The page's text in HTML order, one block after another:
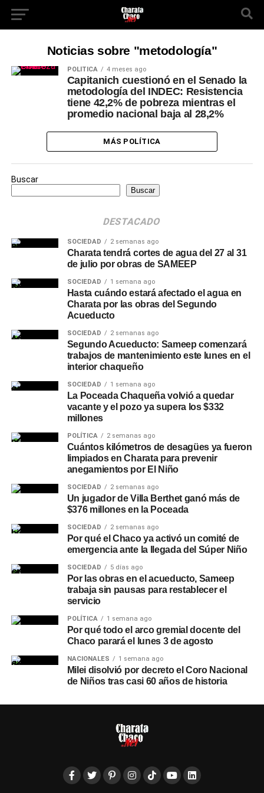
Noticias sobre "metodología"
POLÍTICA 4 meses ago
Capitanich cuestionó en el Senado la
metodología del INDEC: Resistencia
tiene 42,2% de pobreza mientras el
promedio nacional baja al 28,2%
MÁS POLÍTICA
Buscar
Buscar
DESTACADO
SOCIEDAD 2 semanas ago
Charata tendrá cortes de agua del 27 al 31
de julio por obras de SAMEEP
SOCIEDAD 1 semana ago
Hasta cuándo estará afectado el agua en
Charata por las obras del Segundo
Acueducto
SOCIEDAD 2 semanas ago
Segundo Acueducto: Sameep comenzará
trabajos de mantenimiento este lunes en el
interior chaqueño
SOCIEDAD 1 semana ago
La Poceada Chaqueña volvió a quedar
vacante y el pozo ya supera los $332
millones
POLÍTICA 2 semanas ago
Cuántos kilómetros de desagües ya fueron
limpiados en Charata para prevenir
anegamientos por El Niño
SOCIEDAD 2 semanas ago
Un jugador de Villa Berthet ganó más de
$376 millones en la Poceada
SOCIEDAD 2 semanas ago
Por qué el Chaco ya activó un comité de
emergencia ante la llegada del Súper Niño
SOCIEDAD 5 días ago
Por las obras en el acueducto, Sameep
trabaja sin pausas para restablecer el
servicio
POLÍTICA 1 semana ago
Por qué todo el arco gremial docente del
Chaco parará el lunes 3 de agosto
NACIONALES 1 semana ago
Milei disolvió por decreto el Coro Nacional
de Niños tras casi 60 años de historia